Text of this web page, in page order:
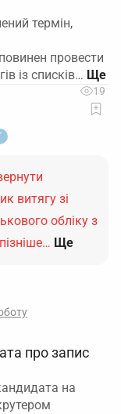
термін,
провести
із списків…
19
витягу зі
обліку з
Ще
про запис
на